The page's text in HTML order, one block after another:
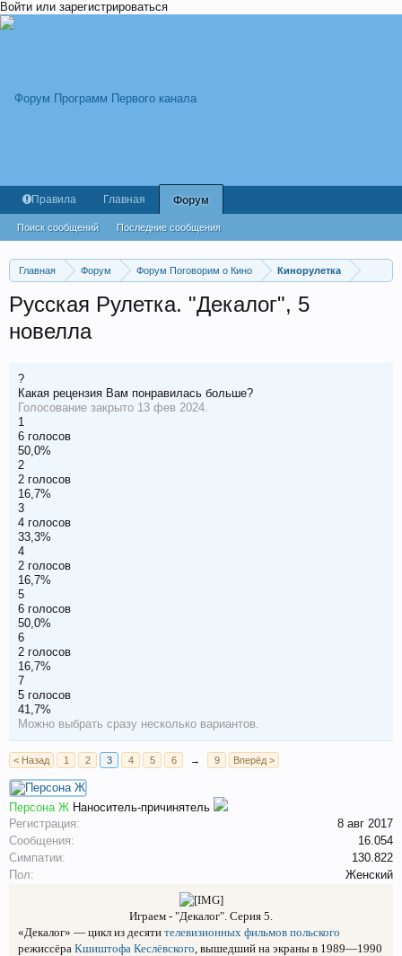
Войти или зарегистрироваться
Главная Форум Форум Поговорим о Кино Кинорулетка
Русская Рулетка. "Декалог", 5
новелла
?
Какая рецензия Вам понравилась больше?
Голосование закрыто 13 фев 2024.
1
6 голосов
50,0%
2
2 голосов
16,7%
3
4 голосов
33,3%
4
2 голосов
16,7%
5
6 голосов
50,0%
6
2 голосов
16,7%
7
5 голосов
41,7%
Можно выбрать сразу несколько вариантов.
< Назад 1 2 3 4 5 6 → 9 Вперёд >
Персона Ж Наноситель-причинятель
Регистрация:
8 авг 2017
Сообщения:
16.054
Симпатии:
130.822
Пол:
Женский
Играем - "Декалог". Серия 5.​
«Декалог» — цикл из десяти телевизионных фильмов польского
режиссёра Кшиштофа Кеслёвского, вышедший на экраны в 1989—1990
Правила Главная Форум
Поиск сообщений Последние сообщения